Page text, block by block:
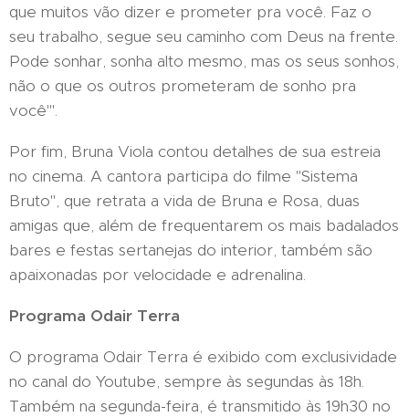
que muitos vão dizer e prometer pra você. Faz o
seu trabalho, segue seu caminho com Deus na frente.
Pode sonhar, sonha alto mesmo, mas os seus sonhos,
não o que os outros prometeram de sonho pra
você'".
Por fim, Bruna Viola contou detalhes de sua estreia
no cinema. A cantora participa do filme "Sistema
Bruto", que retrata a vida de Bruna e Rosa, duas
amigas que, além de frequentarem os mais badalados
bares e festas sertanejas do interior, também são
apaixonadas por velocidade e adrenalina.
Programa Odair Terra
O programa Odair Terra é exibido com exclusividade
no canal do Youtube, sempre às segundas às 18h.
Também na segunda-feira, é transmitido às 19h30 no